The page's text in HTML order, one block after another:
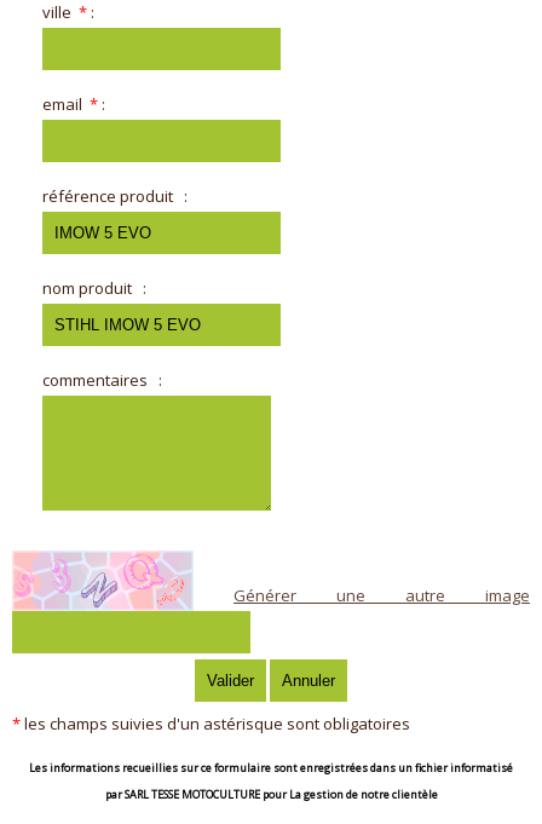
* :
* :
:
:
:
Générer une autre image
*les champs suivies d'un astérisque sont obligatoires
Les informations recueillies sur ce formulaire sont enregistrées dans un fichier informatisé
parSARL TESSE MOTOCULTURE pourLa gestion de notre clientèle